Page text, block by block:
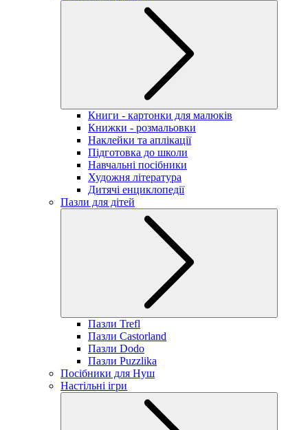
Книги - картонки для малюків
Книжки - розмальовки
Наклейки та аплікації
Підготовка до школи
Навчальні посібники
Художня література
Дитячі енциклопедії
Пазли для дітей
Пазли Trefl
Пазли Castorland
Пазли Dodo
Пазли Puzzlika
Посібники для Нуш
Настільні ігри